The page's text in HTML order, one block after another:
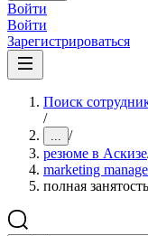
Войти
Войти
Зарегистрироваться
Поиск
/
... /
резюме в Аскизе
marketing
полная занятость